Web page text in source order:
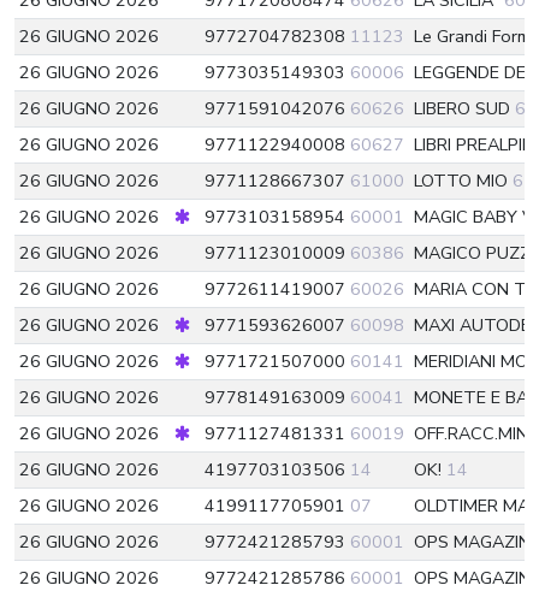
26 GIUGNO 2026
9772704782308 11123 Le Grandi
26 GIUGNO 2026
9773035149303 60006 LEGGENDE
26 GIUGNO 2026
9771591042076 60626 LIBERO SUD
26 GIUGNO 2026
9771122940008 60627 LIBRI
26 GIUGNO 2026
9771128667307 61000 LOTTO MIO
26 GIUGNO 2026
9773103158954 60001 MAGIC BABY
26 GIUGNO 2026
9771123010009 60386 MAGICO
26 GIUGNO 2026
9772611419007 60026 MARIA CON
26 GIUGNO 2026
9771593626007 60098 MAXI
26 GIUGNO 2026
9771721507000 60141 MERIDIANI
26 GIUGNO 2026
9778149163009 60041 MONETE E
26 GIUGNO 2026
9771127481331 60019
26 GIUGNO 2026
4197703103506 14 OK! 14
26 GIUGNO 2026
4199117705901 07
OLDTIMER
26 GIUGNO 2026
9772421285793 60001 OPS
26 GIUGNO 2026
9772421285786 60001 OPS